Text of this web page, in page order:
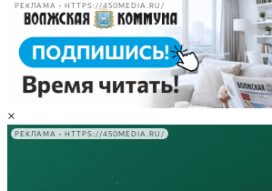
РЕКЛАМА • HTTPS://450MEDIA.RU/
×
РЕКЛАМА • HTTPS://450MEDIA.RU/